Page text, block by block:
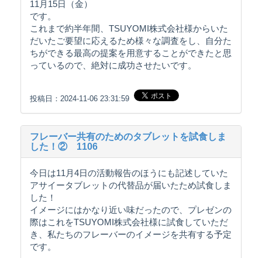
11月15日（金）
です。
これまで約半年間、TSUYOMI株式会社様からいた
だいたご要望に応えるため様々な調査をし、自分た
ちができる最高の提案を用意することができたと思
っているので、絶対に成功させたいです。
投稿日：2024-11-06 23:31:59
フレーバー共有のためのタブレットを試食しま
した！② 1106
今日は11月4日の活動報告のほうにも記述していた
アサイータブレットの代替品が届いたため試食しま
した！
イメージにはかなり近い味だったので、プレゼンの
際はこれをTSUYOMI株式会社様に試食していただ
き、私たちのフレーバーのイメージを共有する予定
です。